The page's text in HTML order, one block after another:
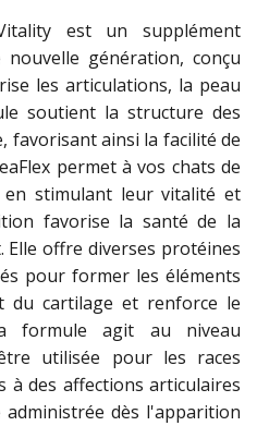
est un supplément
génération, conçu
les articulations, la peau
soutient la structure des
favorisant ainsi la facilité de
permet à vos chats de
stimulant leur vitalité et
favorise la santé de la
offre diverses protéines
pour former les éléments
du cartilage et renforce le
formule agit au niveau
utilisée pour les races
à des affections articulaires
dès l'apparition